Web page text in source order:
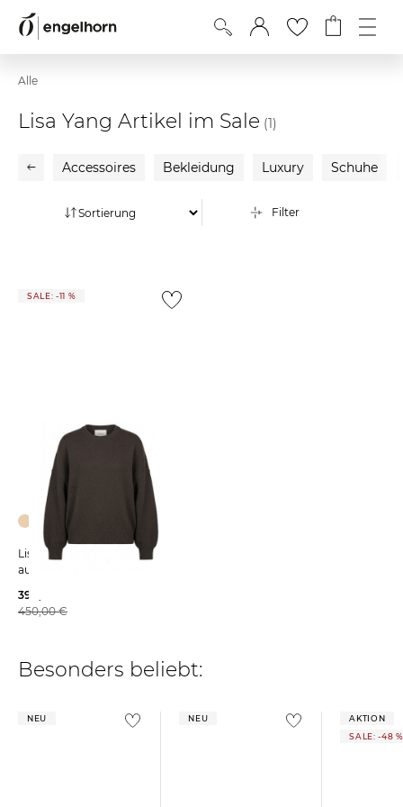
Alle
Lisa Yang Artikel im Sale (1)
Accessoires Bekleidung Luxury Schuhe
Filter
SALE: -11 %
Lisa Yang | Damen Pullover
aus Kaschmir VEIRA
399,99 €
450,00 €
Besonders beliebt:
NEU NEU
AKTION
SALE: -48 %